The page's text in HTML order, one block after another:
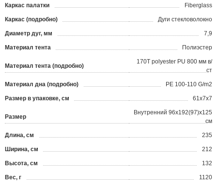
Каркас палатки Fiberglass
Каркас (подробно) Дуги стекловолокно
Диаметр дуг, мм 7,9
Материал тента Полиэстер
Материал тента (подробно)
170T polyester PU 800 мм в/
ст
Материал дна (подробно) РЕ 100-110 G/m2
Размер в упаковке, см 61x7x7
Размер
Внутренний 96x192(97)x125
см
Длина, см 235
Ширина, см 212
Высота, см 132
Вес, г 1120